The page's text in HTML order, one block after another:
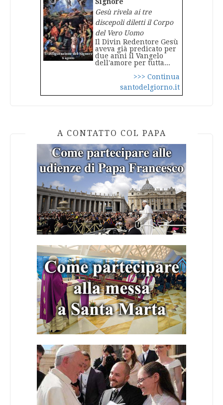
Signore
Gesù rivela ai tre
discepoli diletti il Corpo
del Vero Uomo
Il Divin Redentore Gesù
aveva già predicato per
due anni il Vangelo
dell'amore per tutta...
>>> Continua
santodelgiorno.it
A CONTATTO COL PAPA